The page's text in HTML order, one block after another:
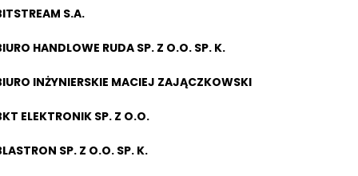
S.A.
HANDLOWE RUDA SP. Z O.O. SP. K.
INŻYNIERSKIE MACIEJ ZAJĄCZKOWSKI
ELEKTRONIK SP. Z O.O.
SP. Z O.O. SP. K.